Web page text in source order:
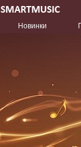
Новинки